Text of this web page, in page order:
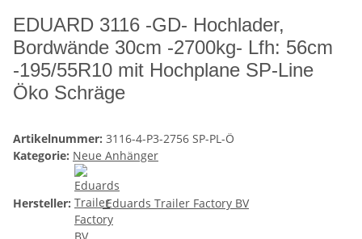
EDUARD 3116 -GD- Hochlader,
Bordwände 30cm -2700kg- Lfh: 56cm
-195/55R10 mit Hochplane SP-Line
Öko Schräge
Artikelnummer: 3116-4-P3-2756 SP-PL-Ö
Kategorie: Neue Anhänger
Hersteller: Eduards Trailer Factory BV